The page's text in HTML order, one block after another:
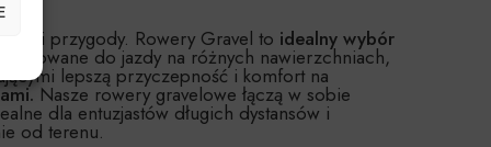
i przygody. Rowery Gravel to idealny wybór
do jazdy na różnych nawierzchniach,
lepszą przyczepność i komfort na
Nasze rowery gravelowe łączą w sobie
dla entuzjastów długich dystansów i
od terenu.